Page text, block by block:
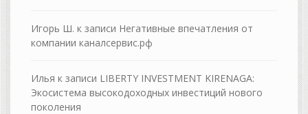
Игорь Ш. к записи Негативные впечатления от
компании каналсервис.рф
Илья к записи LIBERTY INVESTMENT KIRENAGA:
Экосистема высокодоходных инвестиций нового
поколения